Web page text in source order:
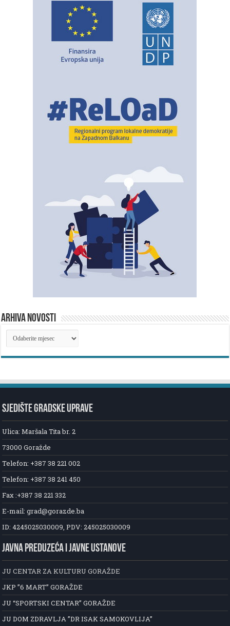
ARHIVA NOVOSTI
ARHIVA
NOVOSTI
SJEDIŠTE GRADSKE UPRAVE
Ulica: Maršala Tita br. 2
73000 Goražde
Telefon: +387 38 221 002
Telefon: +387 38 241 450
Fax :+387 38 221 332
E-mail: grad@gorazde.ba
ID: 4245025030009, PDV: 245025030009
JAVNA PREDUZEĆA I JAVNE USTANOVE
JU CENTAR ZA KULTURU GORAŽDE
JKP ”6 MART” GORAŽDE
JU “SPORTSKI CENTAR” GORAŽDE
JU DOM ZDRAVLJA ”DR ISAK SAMOKOVLIJA”